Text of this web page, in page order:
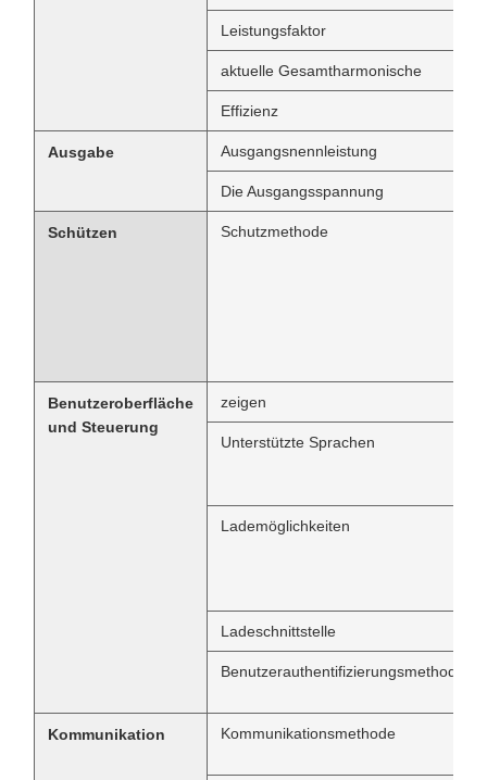
Leistungsfaktor
aktuelle Gesamtharmonische
Effizienz
Ausgabe Ausgangsnennleistung
Die Ausgangsspannung
Schützen Schutzmethode
Benutzeroberfläche
und Steuerung
zeigen
Unterstützte Sprachen
Lademöglichkeiten
Ladeschnittstelle
Benutzerauthentifizierungsmethode
Kommunikation Kommunikationsmethode